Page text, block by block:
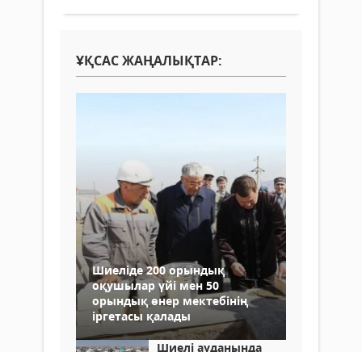
ҰҚСАС ЖАҢАЛЫҚТАР:
Шиеліде 200 орындық
оқушылар үйі мен 50
орындық өнер мектебінің
іргетасы қалады
Шиелі ауданында